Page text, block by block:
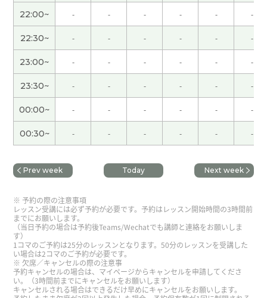
我一直很期待黄金周的开始，但一开始就转眼就结
束了😅
( 女性 )
谢谢老师！！
谢谢老师耐心的指导！认识您很高兴，很有怀念大
连！
謝謝老師的幫助！真的好久不見了！聊得很開心！
期待下次與老師再聊！( 男性 )
跟你聊天真开心 下次再聊别的话题吧 谢谢老师
性 )
谢谢你给我好懂的课！ 下次见👍☺️👍( 40代 男性 )
谢谢您的课！上课很开心了～
22:00~ - - - - - -
22:30~ - - - - - -
23:00~ - - - - - -
23:30~ - - - - - -
00:00~ - - - - - -
00:30~ - - - - - -
Prev week Today Next week
予約の際の注意事項
レッスン受講には必ず予約が必要です。予約はレッスン開始時間の3時間前
までにお願いします。
（当日予約の場合は予約後Teams/Wechatでも講師と連絡をお願いしま
す）
1コマのご予約は25分のレッスンとなります。50分のレッスンを受講した
い場合は2コマのご予約が必要です。
欠席／キャンセルの際の注意事
予約キャンセルの場合は、マイページからキャンセルを申請してくださ
い。（3時間前までにキャンセルをお願いします）
キャンセルされる場合はできるだけ早めにキャンセルをお願いします。